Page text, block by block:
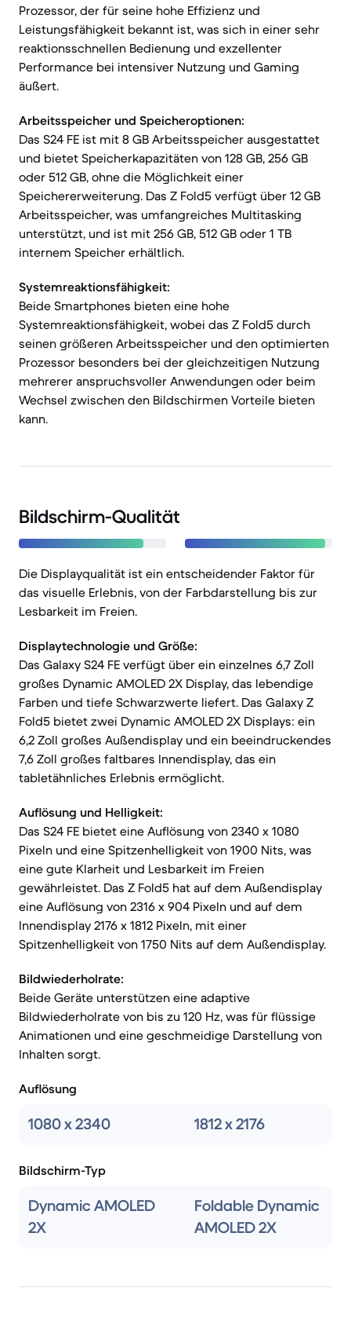
Prozessor, der für seine hohe Effizienz und
Leistungsfähigkeit bekannt ist, was sich in einer sehr
reaktionsschnellen Bedienung und exzellenter
Performance bei intensiver Nutzung und Gaming
äußert.
Arbeitsspeicher und Speicheroptionen:
Das S24 FE ist mit 8 GB Arbeitsspeicher ausgestattet
und bietet Speicherkapazitäten von 128 GB, 256 GB
oder 512 GB, ohne die Möglichkeit einer
Speichererweiterung. Das Z Fold5 verfügt über 12 GB
Arbeitsspeicher, was umfangreiches Multitasking
unterstützt, und ist mit 256 GB, 512 GB oder 1 TB
internem Speicher erhältlich.
Systemreaktionsfähigkeit:
Beide Smartphones bieten eine hohe
Systemreaktionsfähigkeit, wobei das Z Fold5 durch
seinen größeren Arbeitsspeicher und den optimierten
Prozessor besonders bei der gleichzeitigen Nutzung
mehrerer anspruchsvoller Anwendungen oder beim
Wechsel zwischen den Bildschirmen Vorteile bieten
kann.
Bildschirm-Qualität
Die Displayqualität ist ein entscheidender Faktor für
das visuelle Erlebnis, von der Farbdarstellung bis zur
Lesbarkeit im Freien.
Displaytechnologie und Größe:
Das Galaxy S24 FE verfügt über ein einzelnes 6,7 Zoll
großes Dynamic AMOLED 2X Display, das lebendige
Farben und tiefe Schwarzwerte liefert. Das Galaxy Z
Fold5 bietet zwei Dynamic AMOLED 2X Displays: ein
6,2 Zoll großes Außendisplay und ein beeindruckendes
7,6 Zoll großes faltbares Innendisplay, das ein
tabletähnliches Erlebnis ermöglicht.
Auflösung und Helligkeit:
Das S24 FE bietet eine Auflösung von 2340 x 1080
Pixeln und eine Spitzenhelligkeit von 1900 Nits, was
eine gute Klarheit und Lesbarkeit im Freien
gewährleistet. Das Z Fold5 hat auf dem Außendisplay
eine Auflösung von 2316 x 904 Pixeln und auf dem
Innendisplay 2176 x 1812 Pixeln, mit einer
Spitzenhelligkeit von 1750 Nits auf dem Außendisplay.
Bildwiederholrate:
Beide Geräte unterstützen eine adaptive
Bildwiederholrate von bis zu 120 Hz, was für flüssige
Animationen und eine geschmeidige Darstellung von
Inhalten sorgt.
Auflösung
1080 x 2340 1812 x 2176
Bildschirm-Typ
Dynamic AMOLED
2X
Foldable Dynamic
AMOLED 2X